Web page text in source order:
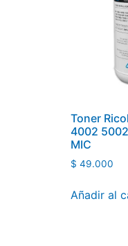
Toner
4002
MIC
$ 49.000
Añadir al